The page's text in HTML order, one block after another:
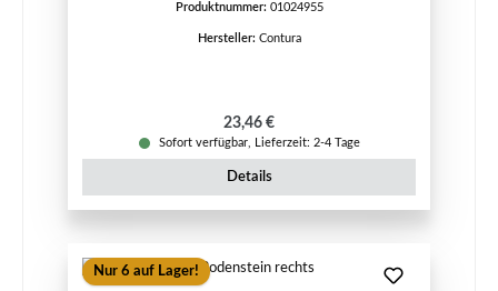
Produktnummer: 01024955
Hersteller: Contura
Regulärer Preis:
23,46 €
Sofort verfügbar, Lieferzeit: 2-4 Tage
Details
Nur 6 auf Lager!